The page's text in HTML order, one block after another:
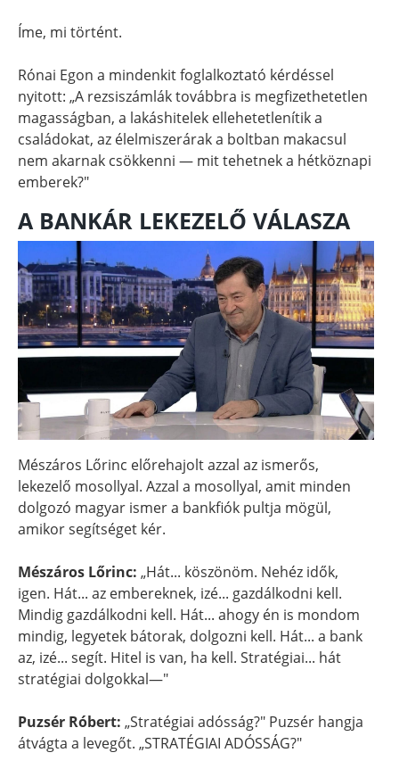
Íme, mi történt.
Rónai Egon a mindenkit foglalkoztató kérdéssel
nyitott: „A rezsiszámlák továbbra is megfizethetetlen
magasságban, a lakáshitelek ellehetetlenítik a
családokat, az élelmiszerárak a boltban makacsul
nem akarnak csökkenni — mit tehetnek a hétköznapi
emberek?"
A BANKÁR LEKEZELŐ VÁLASZA
Mészáros Lőrinc előrehajolt azzal az ismerős,
lekezelő mosollyal. Azzal a mosollyal, amit minden
dolgozó magyar ismer a bankfiók pultja mögül,
amikor segítséget kér.
Mészáros Lőrinc: „Hát... köszönöm. Nehéz idők,
igen. Hát... az embereknek, izé... gazdálkodni kell.
Mindig gazdálkodni kell. Hát... ahogy én is mondom
mindig, legyetek bátorak, dolgozni kell. Hát... a bank
az, izé... segít. Hitel is van, ha kell. Stratégiai... hát
stratégiai dolgokkal—"
Puzsér Róbert: „Stratégiai adósság?" Puzsér hangja
átvágta a levegőt. „STRATÉGIAI ADÓSSÁG?"